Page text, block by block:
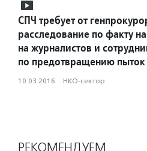
СПЧ требует от
расследование по факту
на журналистов и
по предотвращению пыток
10.03.2016 · НКО-сектор
РЕКОМЕНДУЕМ